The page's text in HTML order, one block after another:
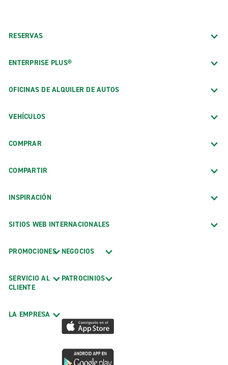
RESERVAS
ENTERPRISE PLUS®
OFICINAS DE ALQUILER DE AUTOS
VEHÍCULOS
COMPRAR
COMPARTIR
INSPIRACIÓN
SITIOS WEB INTERNACIONALES
PROMOCIONES
SERVICIO AL
CLIENTE
LA EMPRESA
NEGOCIOS
PATROCINIOS